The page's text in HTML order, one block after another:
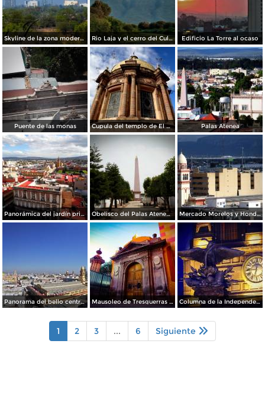
Skyline de la zona moderna de la ciudad Rio Laja y el cerro del Culiacán de fondo Edificio La Torre al ocaso
Puente de las monas Cupula del templo de El Carmen. Palas Atenea
Panorámica del jardín principal Obelisco del Palas Atenea Celaya Mercado Morelos y Honda al fondo
Panorama del bello centro histórico de Celaya Mausoleo de Tresguerras / Capilla de los Dolores Columna de la Independencia de noche
1 2 3 ... 6 Siguiente